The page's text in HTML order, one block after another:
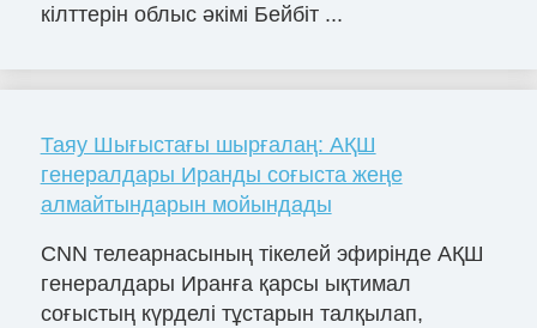
кілттерін облыс әкімі Бейбіт ...
Таяу Шығыстағы шырғалаң: АҚШ
генералдары Иранды соғыста жеңе
алмайтындарын мойындады
CNN телеарнасының тікелей эфирінде АҚШ
генералдары Иранға қарсы ықтимал
соғыстың күрделі тұстарын талқылап,